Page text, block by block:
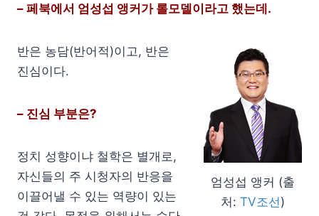
– 페북에서 엄성섭 앵커가 롤모델이라고 했는데.
엄성섭 앵커 (출
처: TV조선)
반은 농담(반어적)이고, 반은
진심이다.
– 진심 부분은?
정치 성향이냐 철학은 별개로,
자신들의 주 시청자의 반응을
이끌어낼 수 있는 역량이 있는